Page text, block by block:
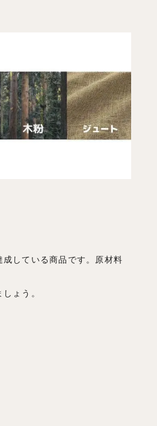
している商品です。原材料
ょう。